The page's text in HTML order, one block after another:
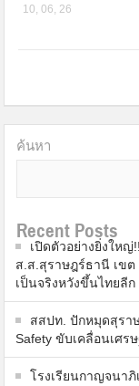
10, 06, 26
ค้นหา
Recent Posts
เปิดตัวอย่างยิ่งใหญ่
ส.ส.สุราษฎร์ธานี เข
เป็นจริงหวังขึ้นไทยลีก
สสปท. ปักหมุดสุรา
Safety ขับเคลื่อนเศร
โรงเรียนกาญจนา